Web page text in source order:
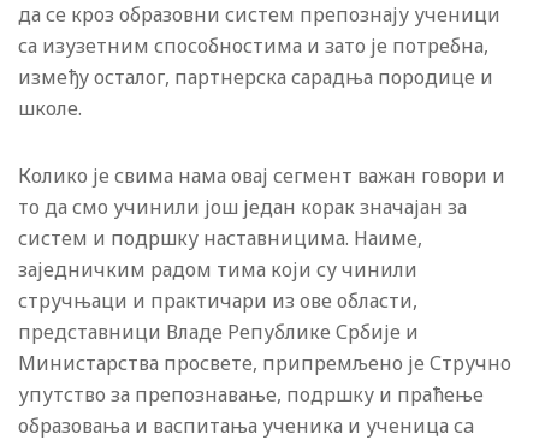
да се кроз образовни систем препознају ученици
са изузетним способностима и зато је потребна,
између осталог, партнерска сарадња породице и
школе.
Колико је свима нама овај сегмент важан говори и
то да смо учинили још један корак значајан за
систем и подршку наставницима. Наиме,
заједничким радом тима који су чинили
стручњаци и практичари из ове области,
представници Владе Републике Србије и
Министарства просвете, припремљено је Стручно
упутство за препознавање, подршку и праћење
образовања и васпитања ученика и ученица сa